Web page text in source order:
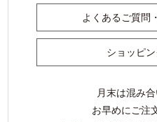
よくあるご質問
ショッピ
月末は混み
お早めにご注